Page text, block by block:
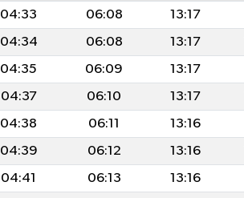
04:33 06:08 13:17
04:34 06:08 13:17
04:35 06:09 13:17
04:37 06:10 13:17
04:38 06:11 13:16
04:39 06:12 13:16
04:41 06:13 13:16